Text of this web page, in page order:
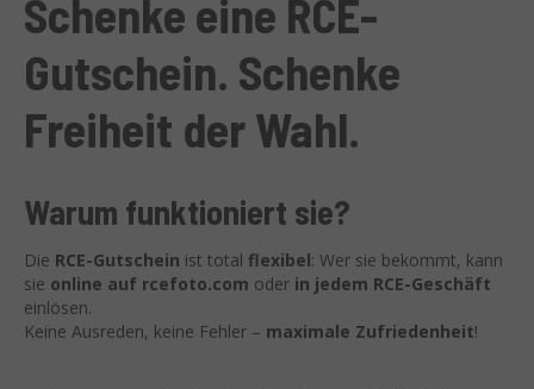
Schenke eine RCE-
Gutschein. Schenke
Freiheit der Wahl.
Warum funktioniert sie?
Die RCE-Gutschein ist total flexibel: Wer sie bekommt, kann
sie online auf rcefoto.com oder in jedem RCE-Geschäft
einlösen.
Keine Ausreden, keine Fehler – maximale Zufriedenheit!